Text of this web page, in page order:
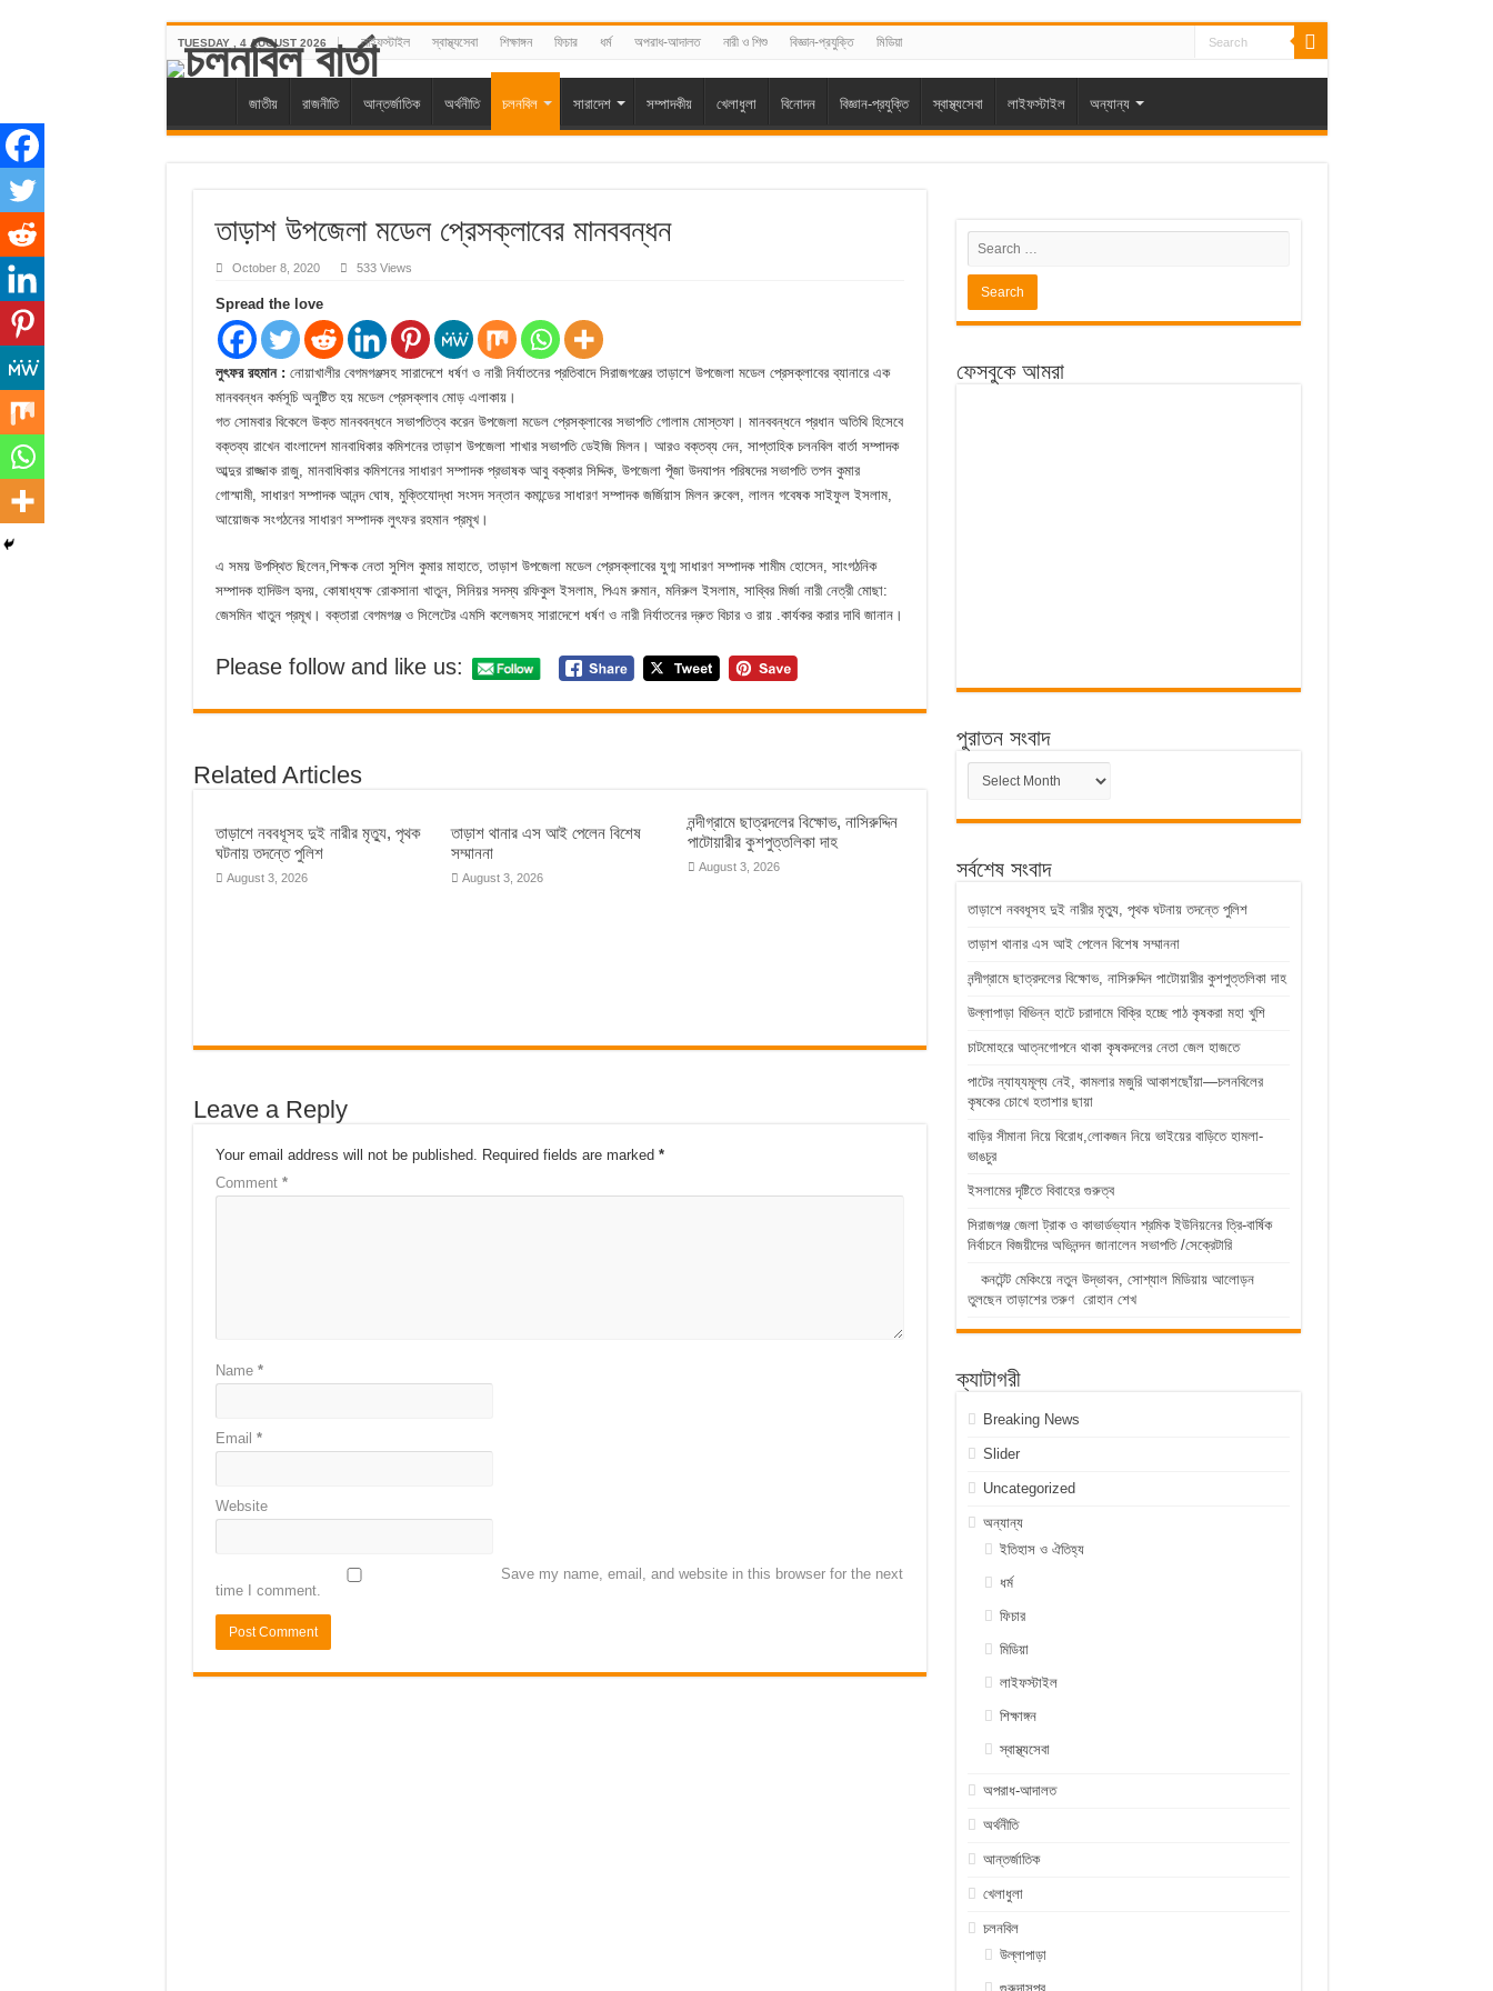
TUESDAY , 4 AUGUST 2026 লাইফস্টাইল স্বাস্থ্যসেবা শিক্ষাঙ্গন ফিচার ধর্ম অপরাধ-আদালত নারী ও শিশু বিজ্ঞান-প্রযুক্তি মিডিয়া
জাতীয় রাজনীতি আন্তর্জাতিক অর্থনীতি চলনবিল সারাদেশ সম্পাদকীয় খেলাধুলা বিনোদন বিজ্ঞান-প্রযুক্তি স্বাস্থ্যসেবা লাইফস্টাইল অন্যান্য
তাড়াশ উপজেলা মডেল প্রেসক্লাবের মানববন্ধন
October 8, 2020 533 Views
Spread the love
লুৎফর রহমান : নোয়াখালীর বেগমগঞ্জসহ সারাদেশে ধর্ষণ ও নারী নির্যাতনের প্রতিবাদে সিরাজগঞ্জের তাড়াশে উপজেলা মডেল প্রেসক্লাবের ব্যানারে এক
মানববন্ধন কর্মসূচি অনুষ্টিত হয় মডেল প্রেসক্লাব মোড় এলাকায়।
গত সোমবার বিকেলে উক্ত মানববন্ধনে সভাপতিত্ব করেন উপজেলা মডেল প্রেসক্লাবের সভাপতি গোলাম মোস্তফা। মানববন্ধনে প্রধান অতিথি হিসেবে
বক্তব্য রাখেন বাংলাদেশ মানবাধিকার কমিশনের তাড়াশ উপজেলা শাখার সভাপতি ডেইজি মিলন। আরও বক্তব্য দেন, সাপ্তাহিক চলনবিল বার্তা সম্পাদক
আব্দুর রাজ্জাক রাজু, মানবাধিকার কমিশনের সাধারণ সম্পাদক প্রভাষক আবু বক্কার সিদ্দিক, উপজেলা পূঁজা উদযাপন পরিষদের সভাপতি তপন কুমার
গোস্মামী, সাধারণ সম্পাদক আনন্দ ঘোষ, মুক্তিযোদ্ধা সংসদ সন্তান কমান্ডের সাধারণ সম্পাদক জর্জিয়াস মিলন রুবেল, লালন গবেষক সাইফুল ইসলাম,
আয়োজক সংগঠনের সাধারণ সম্পাদক লুৎফর রহমান প্রমূখ।
এ সময় উপস্থিত ছিলেন,শিক্ষক নেতা সুশিল কুমার মাহাতে, তাড়াশ উপজেলা মডেল প্রেসক্লাবের যুগ্ম সাধারণ সম্পাদক শামীম হোসেন, সাংগঠনিক
সম্পাদক হাদিউল হৃদয়, কোষাধ্যক্ষ রোকসানা খাতুন, সিনিয়র সদস্য রফিকুল ইসলাম, পিএম রুমান, মনিরুল ইসলাম, সাব্বির মির্জা নারী নেত্রী মোছা:
জেসমিন খাতুন প্রমূখ। বক্তারা বেগমগঞ্জ ও সিলেটের এমসি কলেজসহ সারাদেশে ধর্ষণ ও নারী নির্যাতনের দ্রুত বিচার ও রায় .কার্যকর করার দাবি জানান।
Please follow and like us:
Related Articles
তাড়াশে নববধূসহ দুই নারীর মৃত্যু, পৃথক
ঘটনায় তদন্তে পুলিশ
August 3, 2026
তাড়াশ থানার এস আই পেলেন বিশেষ
সম্মাননা
August 3, 2026
নন্দীগ্রামে ছাত্রদলের বিক্ষোভ, নাসিরুদ্দিন
পাটোয়ারীর কুশপুত্তলিকা দাহ
August 3, 2026
Leave a Reply
Your email address will not be published. Required fields are marked *
Comment *
Name *
Email *
Website
Save my name, email, and website in this browser for the next
time I comment.
ফেসবুকে আমরা
পুরাতন সংবাদ
পুরাতন
সংবাদ
সর্বশেষ সংবাদ
তাড়াশে নববধূসহ দুই নারীর মৃত্যু, পৃথক ঘটনায় তদন্তে পুলিশ
তাড়াশ থানার এস আই পেলেন বিশেষ সম্মাননা
নন্দীগ্রামে ছাত্রদলের বিক্ষোভ, নাসিরুদ্দিন পাটোয়ারীর কুশপুত্তলিকা দাহ
উল্লাপাড়া বিভিন্ন হাটে চরাদামে বিক্রি হচ্ছে পাঠ কৃষকরা মহা খুশি
চাটমোহরে আত্নগোপনে থাকা কৃষকদলের নেতা জেল হাজতে
পাটের ন্যায্যমূল্য নেই, কামলার মজুরি আকাশছোঁয়া—চলনবিলের
কৃষকের চোখে হতাশার ছায়া
বাড়ির সীমানা নিয়ে বিরোধ,লোকজন নিয়ে ভাইয়ের বাড়িতে হামলা-
ভাঙচুর
ইসলামের দৃষ্টিতে বিবাহের গুরুত্ব
সিরাজগঞ্জ জেলা ট্রাক ও কাভার্ডভ্যান শ্রমিক ইউনিয়নের ত্রি-বার্ষিক
নির্বাচনে বিজয়ীদের অভিনন্দন জানালেন সভাপতি /সেক্রেটারি
কনটেন্ট মেকিংয়ে নতুন উদ্ভাবন, সোশ্যাল মিডিয়ায় আলোড়ন
তুলছেন তাড়াশের তরুণ রোহান শেখ
ক্যাটাগরী
Breaking News
Slider
Uncategorized
অন্যান্য
ইতিহাস ও ঐতিহ্য
ধর্ম
ফিচার
মিডিয়া
লাইফস্টাইল
শিক্ষাঙ্গন
স্বাস্থ্যসেবা
অপরাধ-আদালত
অর্থনীতি
আন্তর্জাতিক
খেলাধুলা
চলনবিল
উল্লাপাড়া